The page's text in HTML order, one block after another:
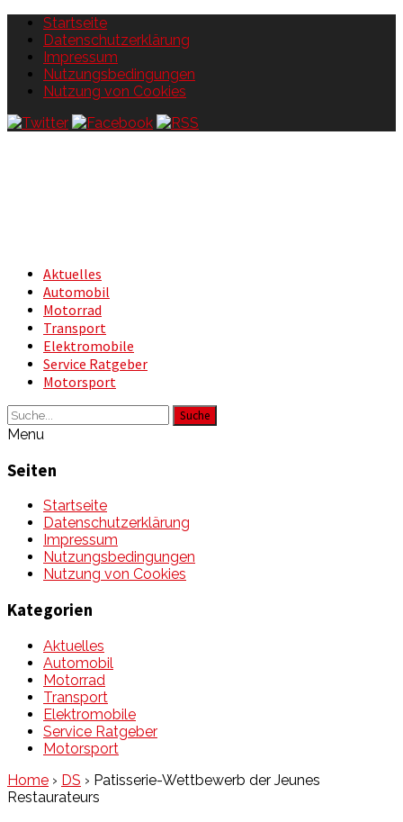
Startseite
Datenschutzerklärung
Impressum
Nutzungsbedingungen
Nutzung von Cookies
Aktuelles
Automobil
Motorrad
Transport
Elektromobile
Service Ratgeber
Motorsport
Suche
Menu
Seiten
Startseite
Datenschutzerklärung
Impressum
Nutzungsbedingungen
Nutzung von Cookies
Kategorien
Aktuelles
Automobil
Motorrad
Transport
Elektromobile
Service Ratgeber
Motorsport
Home › DS › Patisserie-Wettbewerb der Jeunes
Restaurateurs